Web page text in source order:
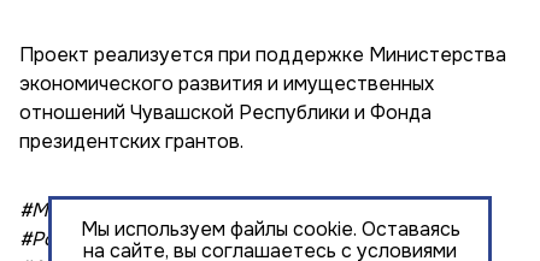
Мы используем файлы cookie. Оставаясь
на сайте, вы соглашаетесь с условиями
Проект реализуется при поддержке Министерства
экономического развития и имущественных
отношений Чувашской Республики и Фонда
президентских грантов.
#Минэк21 #СОНКО21 #КонкурсЧувашия2025
#Розовоеозерочебоксары #розовоеозеро